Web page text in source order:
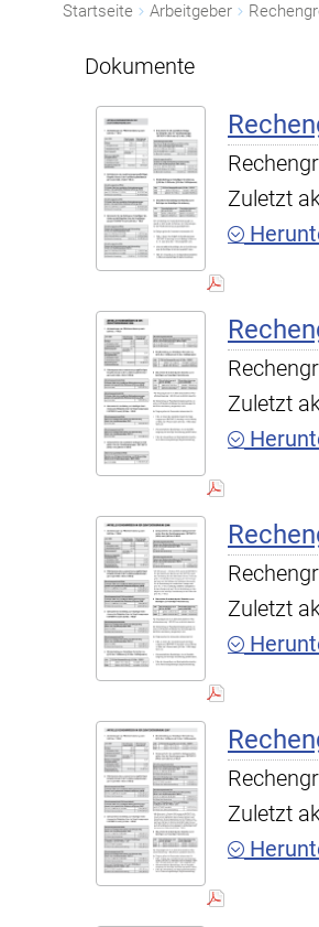
Startseite Arbeitgeber
Dokumente
Zuletzt
Zuletzt
Zuletzt
Zuletzt